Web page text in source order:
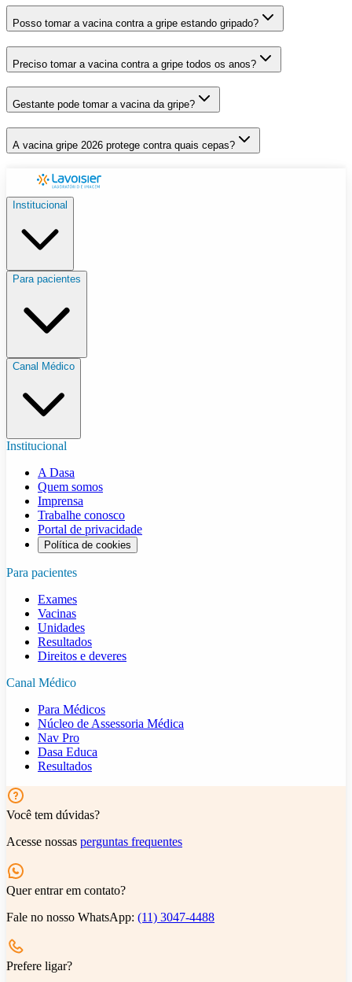
Posso tomar a vacina contra a gripe estando gripado?
Preciso tomar a vacina contra a gripe todos os anos?
Gestante pode tomar a vacina da gripe?
A vacina gripe 2026 protege contra quais cepas?
Institucional
Para pacientes
Canal Médico
Institucional
A Dasa
Quem somos
Imprensa
Trabalhe conosco
Portal de privacidade
Política de cookies
Para pacientes
Exames
Vacinas
Unidades
Resultados
Direitos e deveres
Canal Médico
Para Médicos
Núcleo de Assessoria Médica
Nav Pro
Dasa Educa
Resultados
Você tem dúvidas?
Acesse nossas perguntas frequentes
Quer entrar em contato?
Fale no nosso WhatsApp: (11) 3047-4488
Prefere ligar?